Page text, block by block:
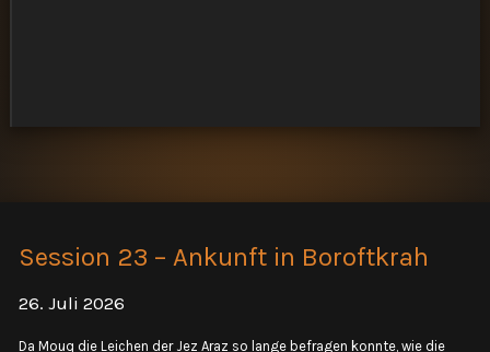
Session 23 – Ankunft in Boroftkrah
26. Juli 2026
Da Mouq die Leichen der Jez Araz so lange befragen konnte, wie die